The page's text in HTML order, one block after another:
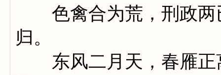
色禽合为荒，刑政两
归。
东风二月天，春雁正